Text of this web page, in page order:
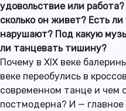
удовольствие или
сколько он живет? Есть
нарушают? Под какую
ли танцевать тишину?
Почему в XIX веке
веке переобулись в
современном танце и чем
постмодерна? И —